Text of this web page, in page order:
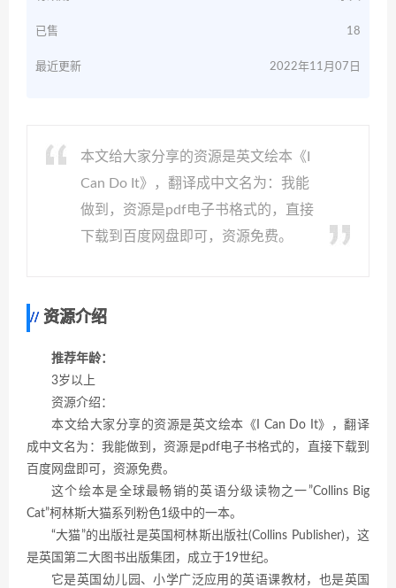
已售 18
最近更新 2022年11月07日
本文给大家分享的资源是英文绘本《I
Can Do It》，翻译成中文名为：我能
做到，资源是pdf电子书格式的，直接
下载到百度网盘即可，资源免费。
资源介绍
推荐年龄：
3岁以上
资源介绍：
本文给大家分享的资源是英文绘本《I Can Do It》，翻译
成中文名为：我能做到，资源是pdf电子书格式的，直接下载到
百度网盘即可，资源免费。
这个绘本是全球最畅销的英语分级读物之一”Collins Big
Cat”柯林斯大猫系列粉色1级中的一本。
“大猫”的出版社是英国柯林斯出版社(Collins Publisher)，这
是英国第二大图书出版集团，成立于19世纪。
它是英国幼儿园、小学广泛应用的英语课教材，也是英国